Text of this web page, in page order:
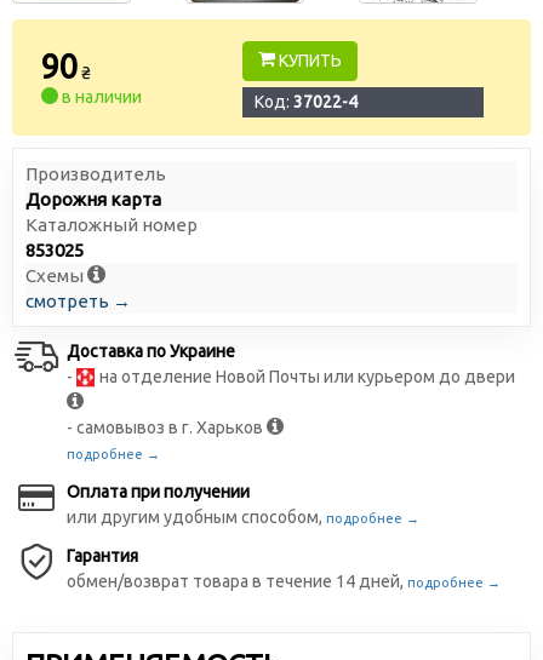
90₴
в наличии
КУПИТЬ
Код: 37022-4
Производитель
Дорожня карта
Каталожный номер
853025
Схемы
смотреть →
Доставка по Украине
-
на отделение Новой Почты или курьером до двери
- самовывоз в г. Харьков
подробнее →
Оплата при получении
или другим удобным способом, подробнее →
Гарантия
обмен/возврат товара в течение 14 дней, подробнее →